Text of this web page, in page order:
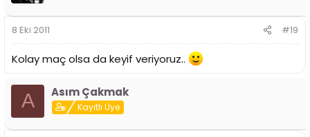
8 Eki 2011 #19
Kolay maç olsa da keyif veriyoruz..
A Asım Çakmak
Kayıtlı Üye